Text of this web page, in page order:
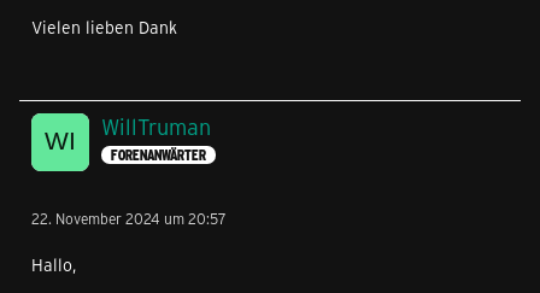
Vielen lieben Dank
WillTruman
FORENANWÄRTER
22. November 2024 um 20:57
Hallo,